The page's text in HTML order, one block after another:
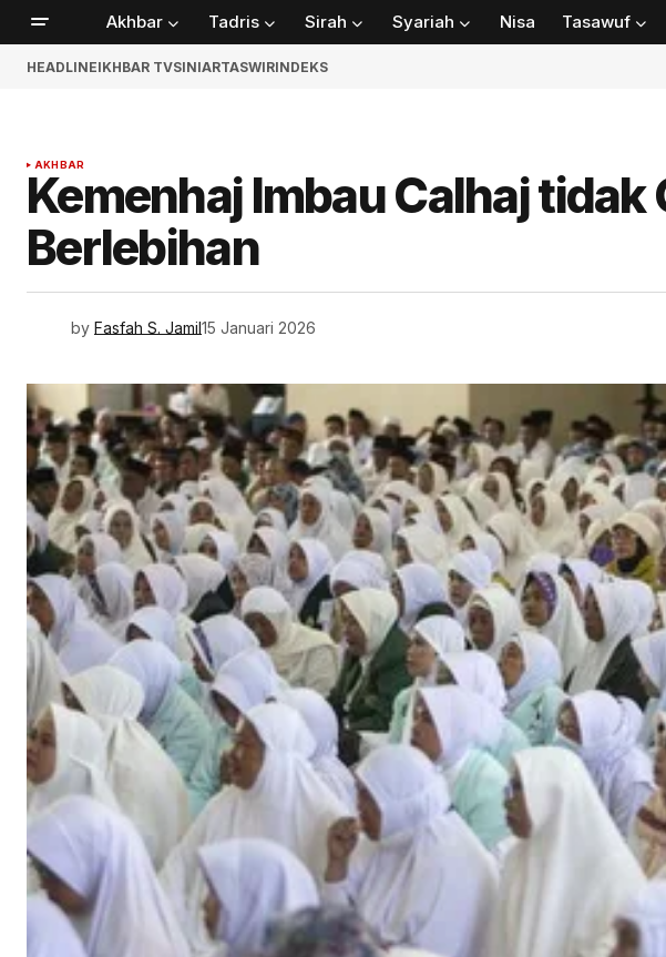
Akhbar Tadris Sirah Syariah Nisa Tasawuf
HEADLINEIKHBAR TVSINIARTASWIRINDEKS
AKHBAR
Kemenhaj Imbau Calhaj tidak
Berlebihan
by Fasfah S. Jamil15 Januari 2026